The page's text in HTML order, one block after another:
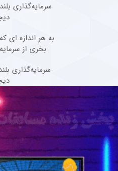
سرمایه‌گذاری
به هر اندازه ای
بخری از
سرمایه‌گذاری